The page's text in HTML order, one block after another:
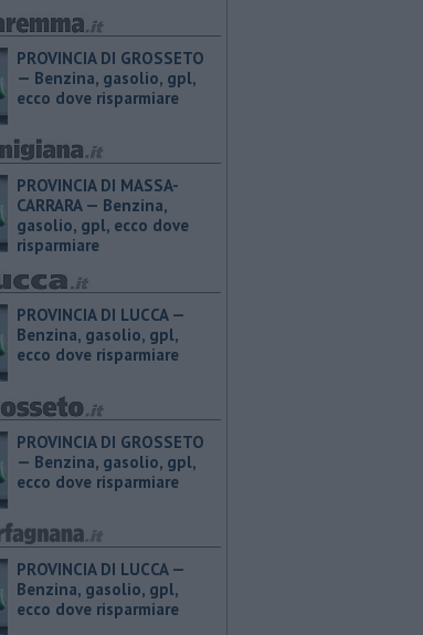
PROVINCIA DI GROSSETO
— ​Benzina, gasolio, gpl,
ecco dove risparmiare
PROVINCIA DI MASSA-
CARRARA — ​Benzina,
gasolio, gpl, ecco dove
risparmiare
PROVINCIA DI LUCCA — ​
Benzina, gasolio, gpl,
ecco dove risparmiare
PROVINCIA DI GROSSETO
— ​Benzina, gasolio, gpl,
ecco dove risparmiare
PROVINCIA DI LUCCA — ​
Benzina, gasolio, gpl,
ecco dove risparmiare